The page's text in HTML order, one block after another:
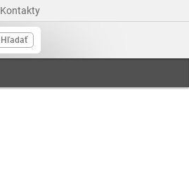
Kontakty
Hľadať